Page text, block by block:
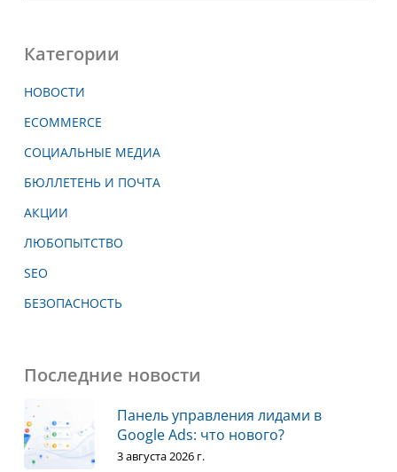
Категории
НОВОСТИ
ECOMMERCE
СОЦИАЛЬНЫЕ МЕДИА
БЮЛЛЕТЕНЬ И ПОЧТА
АКЦИИ
ЛЮБОПЫТСТВО
SEO
БЕЗОПАСНОСТЬ
Последние новости
Панель управления лидами в
Google Ads: что нового?
3 августа 2026 г.